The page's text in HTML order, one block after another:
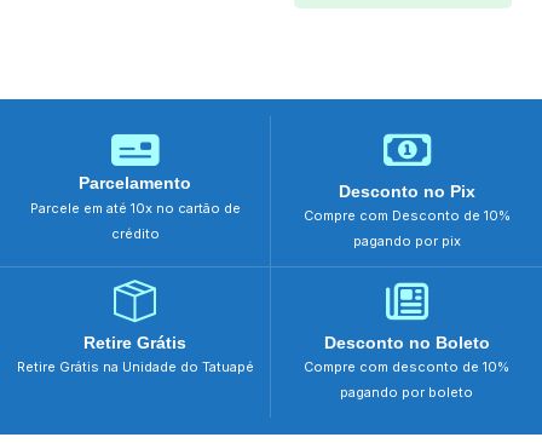
Parcelamento
Parcele em até 10x no cartão de
crédito
Desconto no Pix
Compre com Desconto de 10%
pagando por pix
Retire Grátis
Retire Grátis na Unidade do Tatuapé
Desconto no Boleto
Compre com desconto de 10%
pagando por boleto